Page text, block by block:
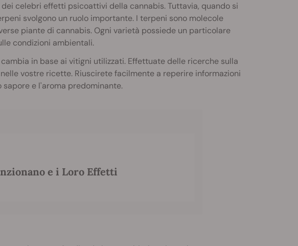
celebri effetti psicoattivi della cannabis. Tuttavia, quando si
svolgono un ruolo importante. I terpeni sono molecole
piante di cannabis. Ogni varietà possiede un particolare
condizioni ambientali.
in base ai vitigni utilizzati. Effettuate delle ricerche sulla
vostre ricette. Riuscirete facilmente a reperire informazioni
e l'aroma predominante.
e i Loro Effetti